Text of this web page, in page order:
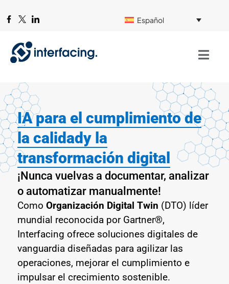
Español
IA para el cumplimiento de
la calidady la
transformación digital
¡Nunca vuelvas a documentar, analizar
o automatizar manualmente!
Como Organización Digital Twin (DTO) líder
mundial reconocida por Gartner®,
Interfacing ofrece soluciones digitales de
vanguardia diseñadas para agilizar las
operaciones, mejorar el cumplimiento e
impulsar el crecimiento sostenible.